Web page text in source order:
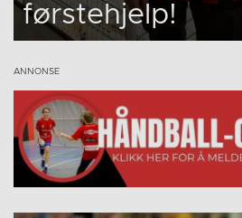
førstehjelp!